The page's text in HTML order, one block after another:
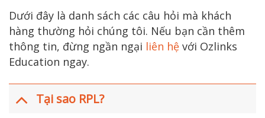
Dưới đây là danh sách các câu hỏi mà khách
hàng thường hỏi chúng tôi. Nếu bạn cần thêm
thông tin, đừng ngần ngại liên hệ với Ozlinks
Education ngay.
Tại sao RPL?